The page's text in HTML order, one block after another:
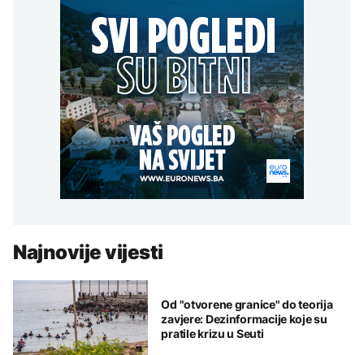
Najnovije vijesti
Od "otvorene granice" do teorija
zavjere: Dezinformacije koje su
pratile krizu u Seuti